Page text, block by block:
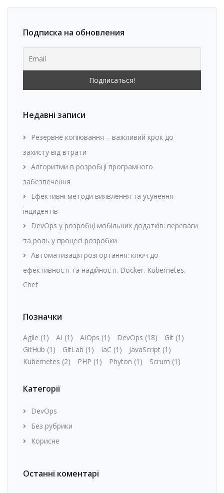
Подписка на обновления
Недавні записи
Резервне копіювання – важливий крок до
захисту від втрати
Алгоритми в розробці програмного
забезпечення
Ефективні методи виявлення та усунення
інцидентів
DevOps у розробці мобільних додатків: переваги
та роль у процесі розробки
Автоматизація розгортання: ключ до
ефективності та надійності. Docker. Kubernetes.
Chef
Позначки
Agile (1) AI (1) AIOps (1) DevOps (18) Git (1)
GitHub (1) GitLab (1) IaC (1) JavaScript (1)
Kubernetes (2) PHP (1) Phyton (1) Scrum (1)
Категорії
DevOps
Без рубрики
Корисне
Останні коментарі